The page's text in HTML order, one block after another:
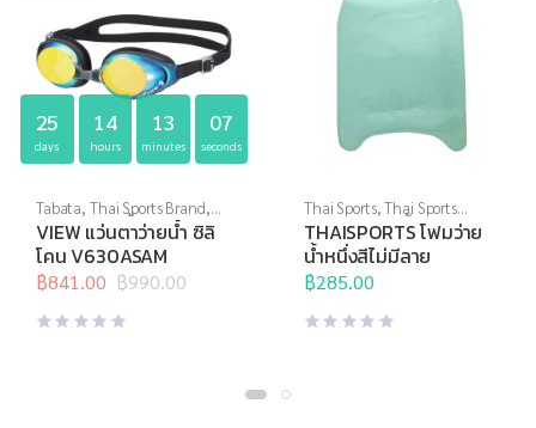
25
days
14
hours
13
minutes
07
seconds
Tabata, Thai Sports Brand,
View,กีฬาทางน้ำ,แว่นตาว่าย
น้ำ,แว่นตาว่ายน้ำทั่วไป
VIEW แว่นตาว่ายน้ำ ซิลิ
โคน V630ASAM
฿990.00
Original
price
was:
฿841.00
Current
price
is:
Thai Sports,Thai Sports
Brand,กีฬาทางน้ำ ,อุปกรณ์ทาง
น้ำอื่นๆ
THAISPORTS โฟมว่าย
น้ำหนึ่งสีไม่มีลาย
฿285.00